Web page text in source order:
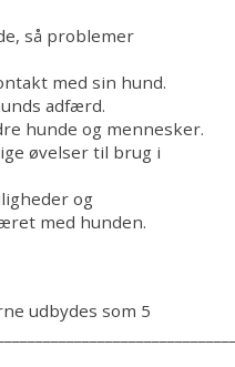
så problemer
med sin hund.
adfærd.
hunde og mennesker.
øvelser til brug i
og
med hunden.
udbydes som 5